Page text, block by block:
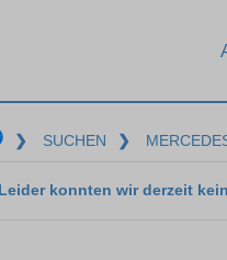
❯ SUCHEN ❯
Leider konnten wir derzeit